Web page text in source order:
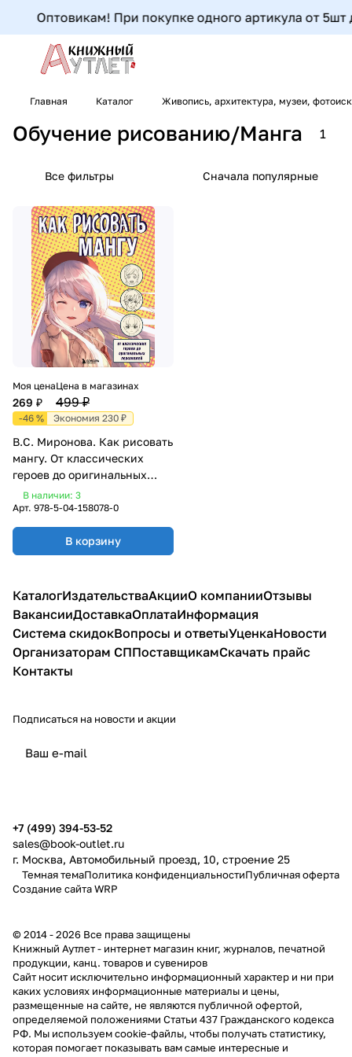
Оптовикам! При покупке одного артикула от 5шт
Главная Каталог Живопись, архитектура, музеи,
Обучение рисованию/Манга 1
Все фильтры Сначала популярные
Моя цена
269 ₽
Цена в магазинах
499 ₽
-46 % Экономия 230 ₽
В.С. Миронова. Как рисовать
мангу. От классических
героев до оригинальных
персонажей
В наличии: 3
Арт. 978-5-04-158078-0
В корзину
КаталогИздательстваАкцииО компанииОтзывы
ВакансииДоставкаОплатаИнформация
Система скидокВопросы и ответыУценкаНовости
Организаторам СППоставщикамСкачать прайс
Контакты
Подписаться на новости и акции
+7 (499) 394-53-52
sales@book-outlet.ru
г. Москва, Автомобильный проезд, 10, строение 25
Темная темаПолитика конфиденциальностиПубличная оферта
Создание сайтаWRP
© 2014 - 2026 Все права защищены
Книжный Аутлет - интернет магазин книг, журналов, печатной
продукции, канц. товаров и сувениров
Cайт носит исключительно информационный характер и ни при
каких условиях информационные материалы и цены,
размещенные на сайте, не являются публичной офертой,
определяемой положениями Статьи 437 Гражданского кодекса
РФ. Мы используем cookie-файлы, чтобы получать статистику,
которая помогает показывать вам самые интересные и